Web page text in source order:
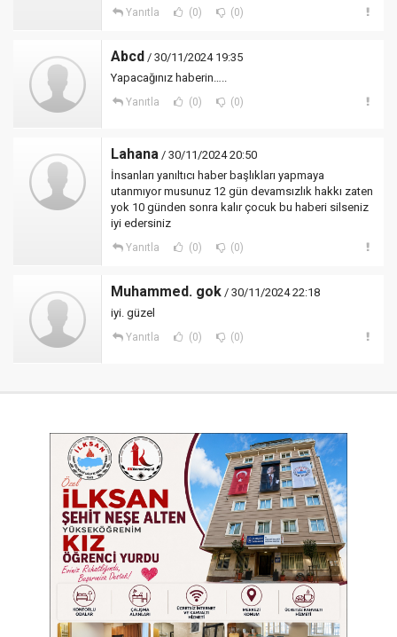
Yanıtla (0) (0)
Abcd / 30/11/2024 19:35
Yapacağınız haberin…..
Yanıtla (0) (0)
Lahana / 30/11/2024 20:50
İnsanları yanıltıcı haber başlıkları yapmaya
utanmıyor musunuz 12 gün devamsızlık hakkı zaten
yok 10 günden sonra kalır çocuk bu haberi silseniz
iyi edersiniz
Yanıtla (0) (0)
Muhammed. gok / 30/11/2024 22:18
iyi. güzel
Yanıtla (0) (0)